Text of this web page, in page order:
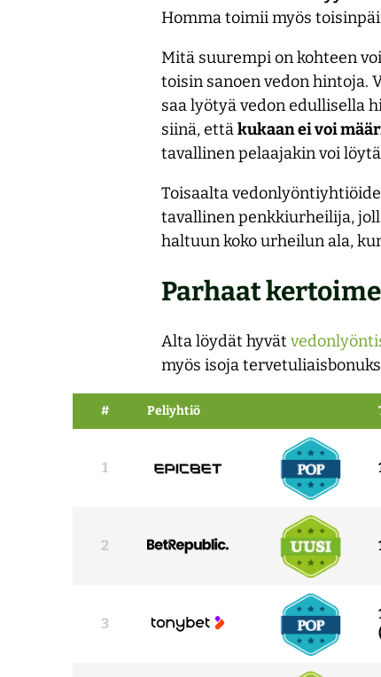
Homma toimii myös
Mitä suurempi on kohteen
toisin sanoen vedon hintoja.
saa lyötyä vedon edullisella
siinä, ettäkukaan ei voi
tavallinen pelaajakin voi
Toisaalta
tavallinen penkkiurheilija,
haltuun koko urheilun ala,
Parhaat
Alta löydät hyvät
myös isoja
# Peliyhtiö
1
2
3